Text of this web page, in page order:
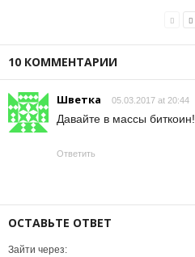
10 КОММЕНТАРИИ
Шветка 05.03.2017 at 20:44
Давайте в массы биткоин!
Ответить
ОСТАВЬТЕ ОТВЕТ
Зайти через: